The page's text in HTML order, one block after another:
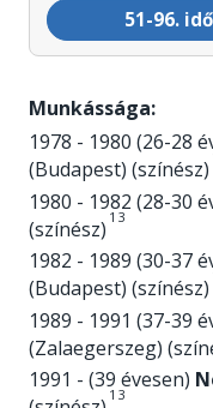
51-96.
Munkássága:
1978 - 1980 (26-28
(Budapest) (színész)
1980 - 1982 (28-30
(színész) 1 3
1982 - 1989 (30-37
(Budapest) (színész)
1989 - 1991 (37-39
(Zalaegerszeg)
1991 - (39 évesen)
1 3